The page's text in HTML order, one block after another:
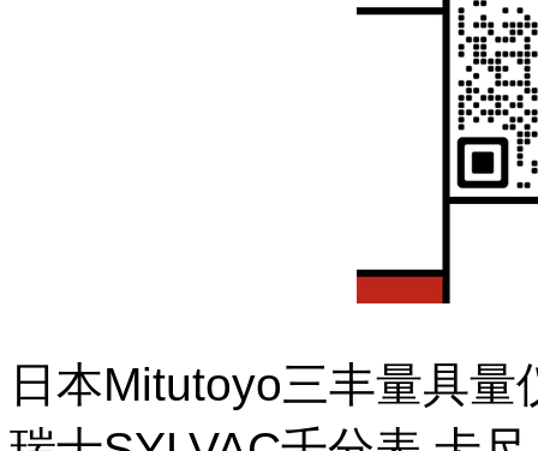
日本Mitutoyo三丰量具